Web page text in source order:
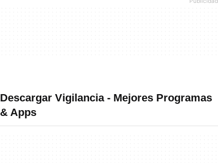
Descargar Vigilancia - Mejores Programas
& Apps